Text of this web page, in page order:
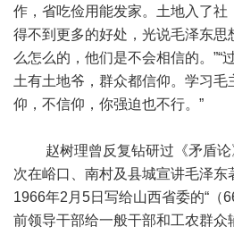
作，省吃俭用能发家。土地入了社
得不到更多的好处，光说毛泽东思
么怎么的，他们是不会相信的。”“
土有土地爷，群众都信仰。学习
仰，不信仰，你强迫也不行。”
赵树理曾反复钻研过《矛盾论
次在峪口、南村及县城宣讲毛泽东
1966年2月5日写给山西省委的“（
前领导干部给一般干部和工农群众